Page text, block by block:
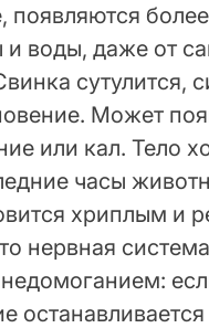
появляются
и воды, даже от
сутулится,
Может
или кал. Тело
часы
хриплым и
нервная система
останавливается